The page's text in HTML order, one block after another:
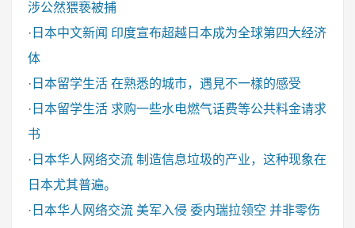
涉公然猥亵被捕
· 日本中文新闻 印度宣布超越日本成为全球第四大经济
体
· 日本留学生活 在熟悉的城市，遇見不一樣的感受
· 日本留学生活 求购一些水电燃气话费等公共料金请求
书
· 日本华人网络交流 制造信息垃圾的产业，这种现象在
日本尤其普遍。
· 日本华人网络交流 美军入侵 委内瑞拉领空 并非零伤